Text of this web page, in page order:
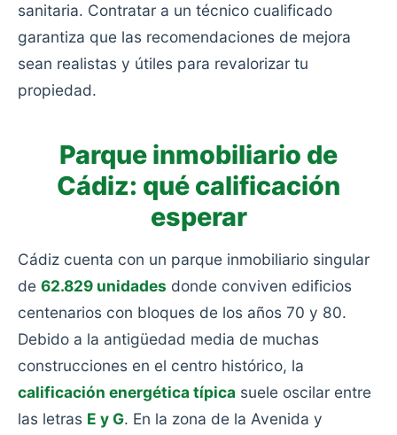
sanitaria. Contratar a un técnico cualificado
garantiza que las recomendaciones de mejora
sean realistas y útiles para revalorizar tu
propiedad.
Parque inmobiliario de
Cádiz: qué calificación
esperar
Cádiz cuenta con un parque inmobiliario singular
de 62.829 unidades donde conviven edificios
centenarios con bloques de los años 70 y 80.
Debido a la antigüedad media de muchas
construcciones en el centro histórico, la
calificación energética típica suele oscilar entre
las letras E y G. En la zona de la Avenida y